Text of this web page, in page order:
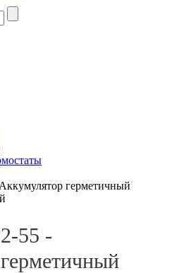
герметичный
55 -